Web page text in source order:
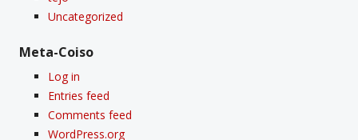
Uncategorized
Meta-Coiso
Log in
Entries feed
Comments feed
WordPress.org